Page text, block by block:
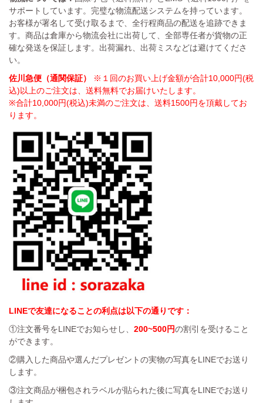
サポートしています。完璧な物流配送システムを持っています。
お客様が署名して受け取るまで、全行程商品の配送を追跡できま
す。商品は倉庫から物流会社に出荷して、全部専任者が貨物の正
確な発送を保証します。出荷漏れ、出荷ミスなどは避けてくださ
い。
佐川急便（通関保証）
※１回のお買い上げ金額が合計10,000円(税
込)以上のご注文は、送料無料でお届けいたします。
※合計10,000円(税込)未満のご注文は、送料1500円を頂戴してお
ります。
LINEで友達になることの利点は以下の通りです：
①注文番号をLINEでお知らせし、 200~500円の割引を受けること
ができます。
②購入した商品や選んだプレゼントの実物の写真をLINEでお送り
します。
③注文商品が梱包されラベルが貼られた後に写真をLINEでお送り